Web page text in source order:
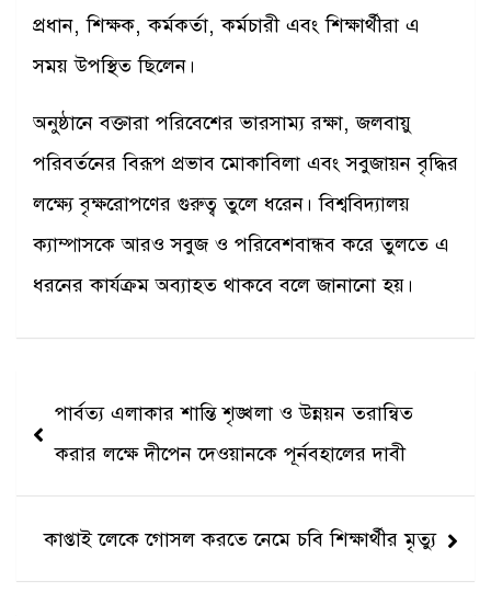
প্রধান, শিক্ষক, কর্মকর্তা, কর্মচারী এবং শিক্ষার্থীরা এ
সময় উপস্থিত ছিলেন।
অনুষ্ঠানে বক্তারা পরিবেশের ভারসাম্য রক্ষা, জলবায়ু
পরিবর্তনের বিরূপ প্রভাব মোকাবিলা এবং সবুজায়ন বৃদ্ধির
লক্ষ্যে বৃক্ষরোপণের গুরুত্ব তুলে ধরেন। বিশ্ববিদ্যালয়
ক্যাম্পাসকে আরও সবুজ ও পরিবেশবান্ধব করে তুলতে এ
ধরনের কার্যক্রম অব্যাহত থাকবে বলে জানানো হয়।
navigation
পার্বত্য এলাকার শান্তি শৃঙ্খলা ও উন্নয়ন তরান্বিত
করার লক্ষে দীপেন দেওয়ানকে পূর্নবহালের দাবী
কাপ্তাই লেকে গোসল করতে নেমে চবি শিক্ষার্থীর মৃত্যু